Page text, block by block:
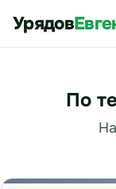
Урядов
По